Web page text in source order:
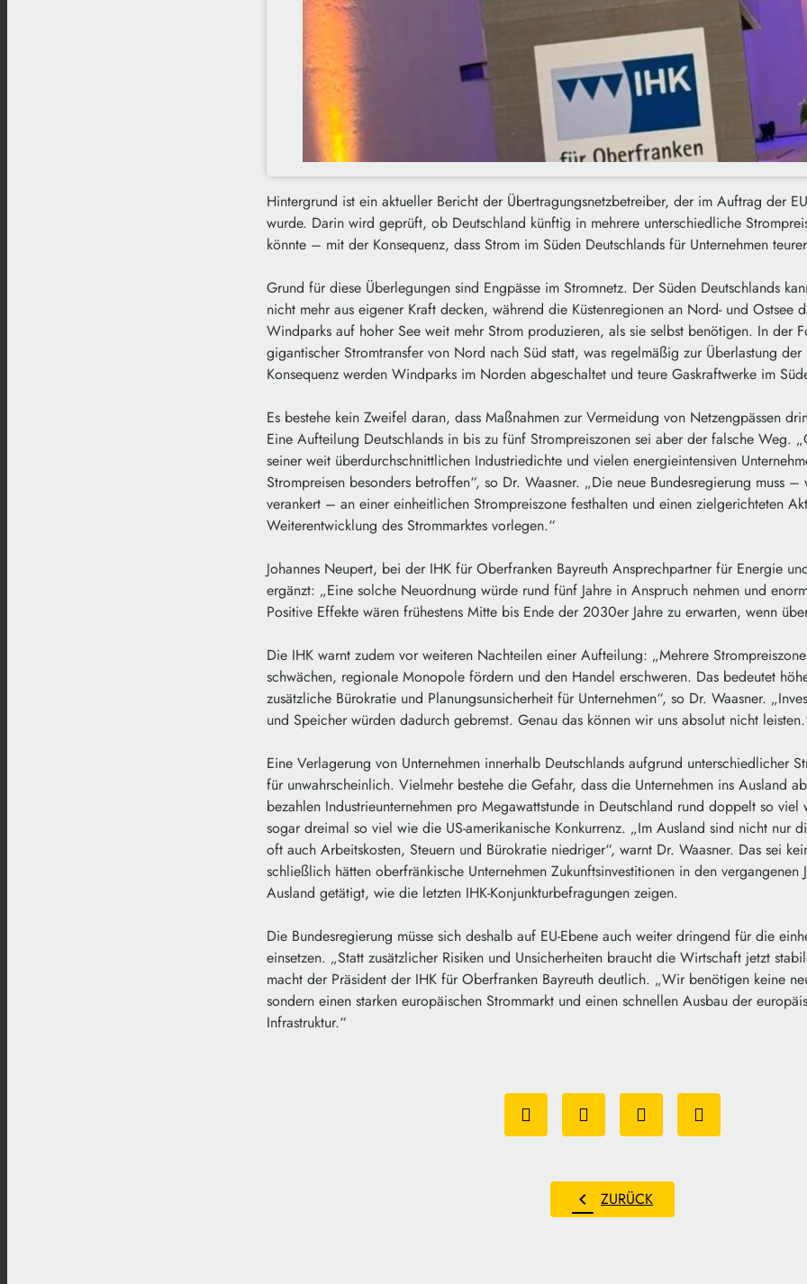
Hintergrund ist ein aktueller Bericht der Übertragungsnetzbetreiber, der im Auftrag der
wurde. Darin wird geprüft, ob Deutschland künftig in mehrere unterschiedliche
könnte – mit der Konsequenz, dass Strom im Süden Deutschlands für Unternehmen
Grund für diese Überlegungen sind Engpässe im Stromnetz. Der Süden Deutschlands
nicht mehr aus eigener Kraft decken, während die Küstenregionen an Nord- und Ostsee
Windparks auf hoher See weit mehr Strom produzieren, als sie selbst benötigen. In der
gigantischer Stromtransfer von Nord nach Süd statt, was regelmäßig zur Überlastung
Konsequenz werden Windparks im Norden abgeschaltet und teure Gaskraftwerke im
Es bestehe kein Zweifel daran, dass Maßnahmen zur Vermeidung von Netzengpässen
Eine Aufteilung Deutschlands in bis zu fünf Strompreiszonen sei aber der falsche Weg.
seiner weit überdurchschnittlichen Industriedichte und vielen energieintensiven
Strompreisen besonders betroffen“, so Dr. Waasner. „Die neue Bundesregierung muss
verankert – an einer einheitlichen Strompreiszone festhalten und einen zielgerichteten
Weiterentwicklung des Strommarktes vorlegen.“
Johannes Neupert, bei der IHK für Oberfranken Bayreuth Ansprechpartner für Energie
ergänzt: „Eine solche Neuordnung würde rund fünf Jahre in Anspruch nehmen und
Positive Effekte wären frühestens Mitte bis Ende der 2030er Jahre zu erwarten, wenn
Die IHK warnt zudem vor weiteren Nachteilen einer Aufteilung: „Mehrere
schwächen, regionale Monopole fördern und den Handel erschweren. Das bedeutet
zusätzliche Bürokratie und Planungsunsicherheit für Unternehmen“, so Dr. Waasner.
und Speicher würden dadurch gebremst. Genau das können wir uns absolut nicht
Eine Verlagerung von Unternehmen innerhalb Deutschlands aufgrund unterschiedlicher
für unwahrscheinlich. Vielmehr bestehe die Gefahr, dass die Unternehmen ins Ausland
bezahlen Industrieunternehmen pro Megawattstunde in Deutschland rund doppelt so viel
sogar dreimal so viel wie die US-amerikanische Konkurrenz. „Im Ausland sind nicht nur
oft auch Arbeitskosten, Steuern und Bürokratie niedriger“, warnt Dr. Waasner. Das sei
schließlich hätten oberfränkische Unternehmen Zukunftsinvestitionen in den vergangenen
Ausland getätigt, wie die letzten IHK-Konjunkturbefragungen zeigen.
Die Bundesregierung müsse sich deshalb auf EU-Ebene auch weiter dringend für die
einsetzen. „Statt zusätzlicher Risiken und Unsicherheiten braucht die Wirtschaft jetzt
macht der Präsident der IHK für Oberfranken Bayreuth deutlich. „Wir benötigen keine
sondern einen starken europäischen Strommarkt und einen schnellen Ausbau der
Infrastruktur.“
chevron_left ZURÜCK